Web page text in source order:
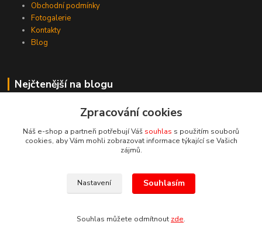
Obchodní podmínky
Fotogalerie
Kontakty
Blog
Nejčtenější na blogu
5 důvodů proč grilovatZpracování cookies
Náš e-shop a partneři potřebují Váš souhlas s použitím souborů
cookies, aby Vám mohli zobrazovat informace týkající se Vašich
zájmů.
Nastavení Souhlasím
Souhlas můžete odmítnout zde.